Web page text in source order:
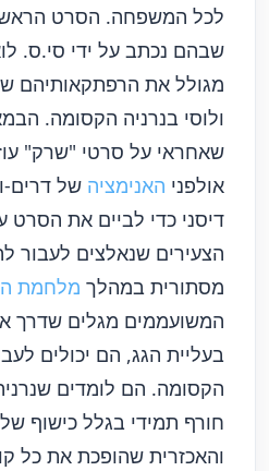
לכל המשפחה. הסרט
מגולל את הרפתקאותיהם
ולוסי בנרניה הקסומה.
שאחראי על סרטי "שרק"
אולפני האנימציה של דרים-
דיסני כדי לביים את
הצעירים שנאלצים לעבור
מסתורית במהלך מלחמת
המשועממים מגלים שדרך
בעליית הגג, הם יכולים
הקסומה. הם לומדים
חורף תמידי בגלל כישוף
והאכזרית שהופכת את כל